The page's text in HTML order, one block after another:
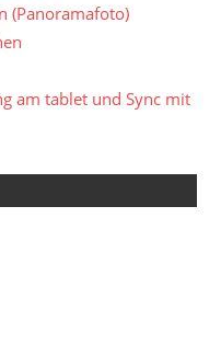
(Panoramafoto)
am tablet und Sync mit